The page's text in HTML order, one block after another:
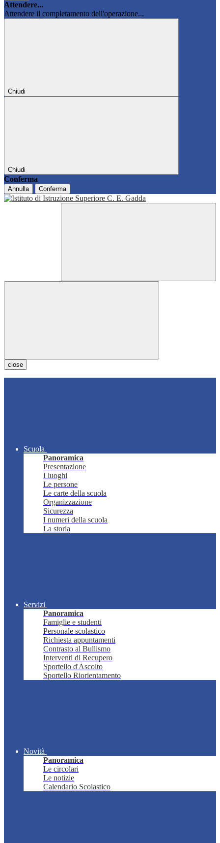
Attendere...
Attendere il completamento dell'operazione...
Chiudi
Chiudi
Conferma
Annulla Conferma
close
Scuola
Panoramica
Presentazione
I luoghi
Le persone
Le carte della scuola
Organizzazione
Sicurezza
I numeri della scuola
La storia
Servizi
Panoramica
Famiglie e studenti
Personale scolastico
Richiesta appuntamenti
Contrasto al Bullismo
Interventi di Recupero
Sportello d'Ascolto
Sportello Riorientamento
Novità
Panoramica
Le circolari
Le notizie
Calendario Scolastico